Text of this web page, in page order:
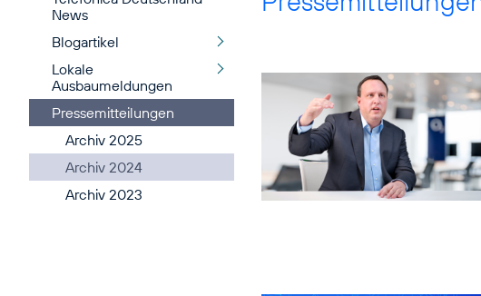
News
Blogartikel
Lokale
Ausbaumeldungen
Pressemitteilungen
Archiv 2025
Archiv 2024
Archiv 2023